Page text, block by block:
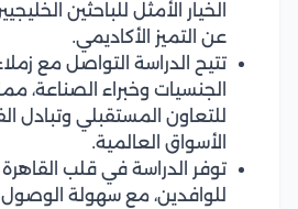
الخيار الأمثل للباحثين
عن التميز الأكاديمي.
تتيح الدراسة التواصل مع
الجنسيات وخبراء الصناعة،
للتعاون المستقبلي وتبادل
الأسواق العالمية.
توفر الدراسة في قلب القاهرة
للوافدين، مع سهولة